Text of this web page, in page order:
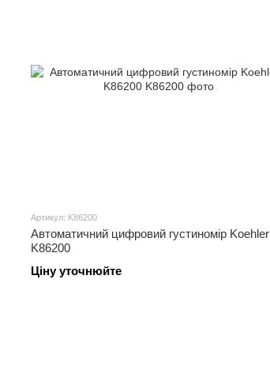
Артикул: K86200
Автоматичний цифровий густиномір Koehler
K86200
Ціну уточнюйте